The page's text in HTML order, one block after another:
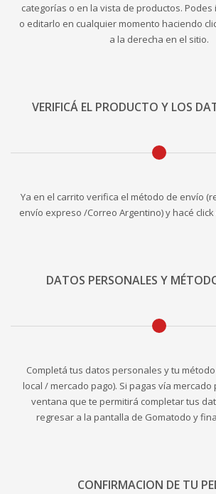
categorías o en la vista de productos.
o editarlo en cualquier momento haciendo
a la derecha en el sitio.
VERIFICÁ EL PRODUCTO Y LOS
Ya en el carrito verifica el método de envío
envío expreso /Correo Argentino) y hacé
DATOS PERSONALES Y
Completá tus datos personales y tu
local / mercado pago). Si pagas vía
ventana que te permitirá completar tus
regresar a la pantalla de Gomatodo y
CONFIRMACION DE TU